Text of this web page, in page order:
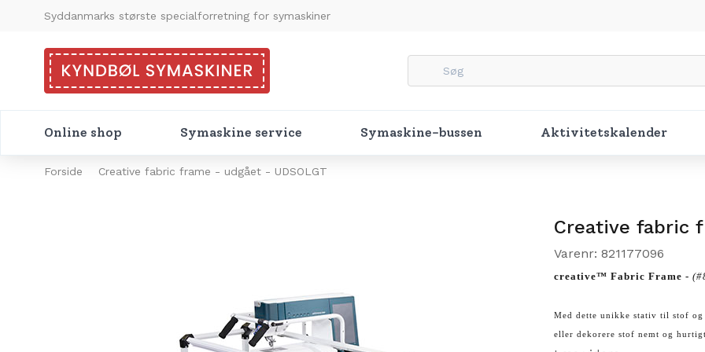
Syddanmarks største specialforretning for symaskiner
Online shop Symaskine service Symaskine-bussen Aktivitetskalender
Forside Creative fabric frame - udgået - UDSOLGT
Creative fabric
Varenr: 821177096
creative™ Fabric Frame -
Med dette unikke stativ til stof
eller dekorere stof nemt og